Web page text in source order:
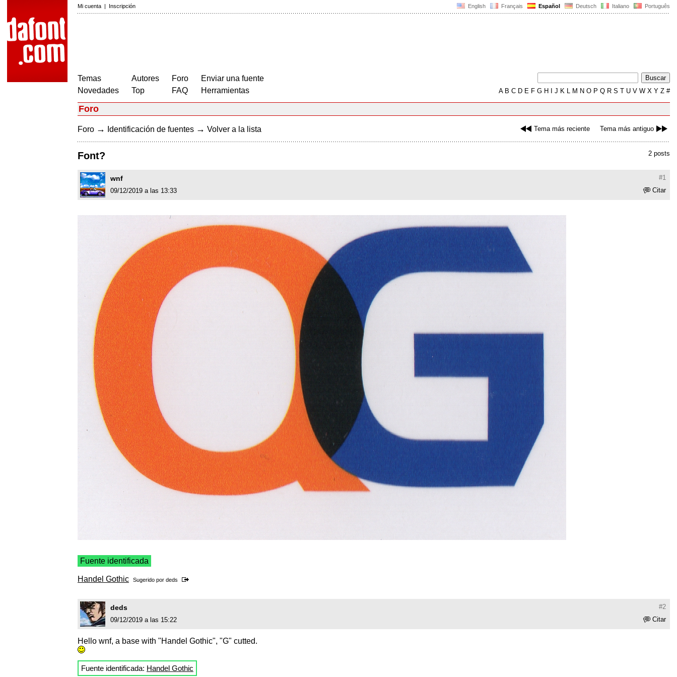
English Français Español Deutsch Italiano Português
Mi cuenta | Inscripción
Temas
Novedades
Autores
Top
Foro
FAQ
Enviar una fuente
Herramientas
AB C D E F G H J K L M N O P Q R S T U V W X Y Z #
Foro
Tema más reciente Tema más antiguo
Foro → Identificación de fuentes → Volver a la lista
2 posts
Font?
#1
wnf
Citar
09/12/2019 a las 13:33
Fuente identificada
Handel Gothic Sugerido por deds
#2
deds
Citar
09/12/2019 a las 15:22
Hello wnf, a base with "Handel Gothic", "G" cutted.
Fuente identificada: Handel Gothic